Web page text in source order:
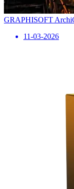
GRAPHISOFT
11-03-2026